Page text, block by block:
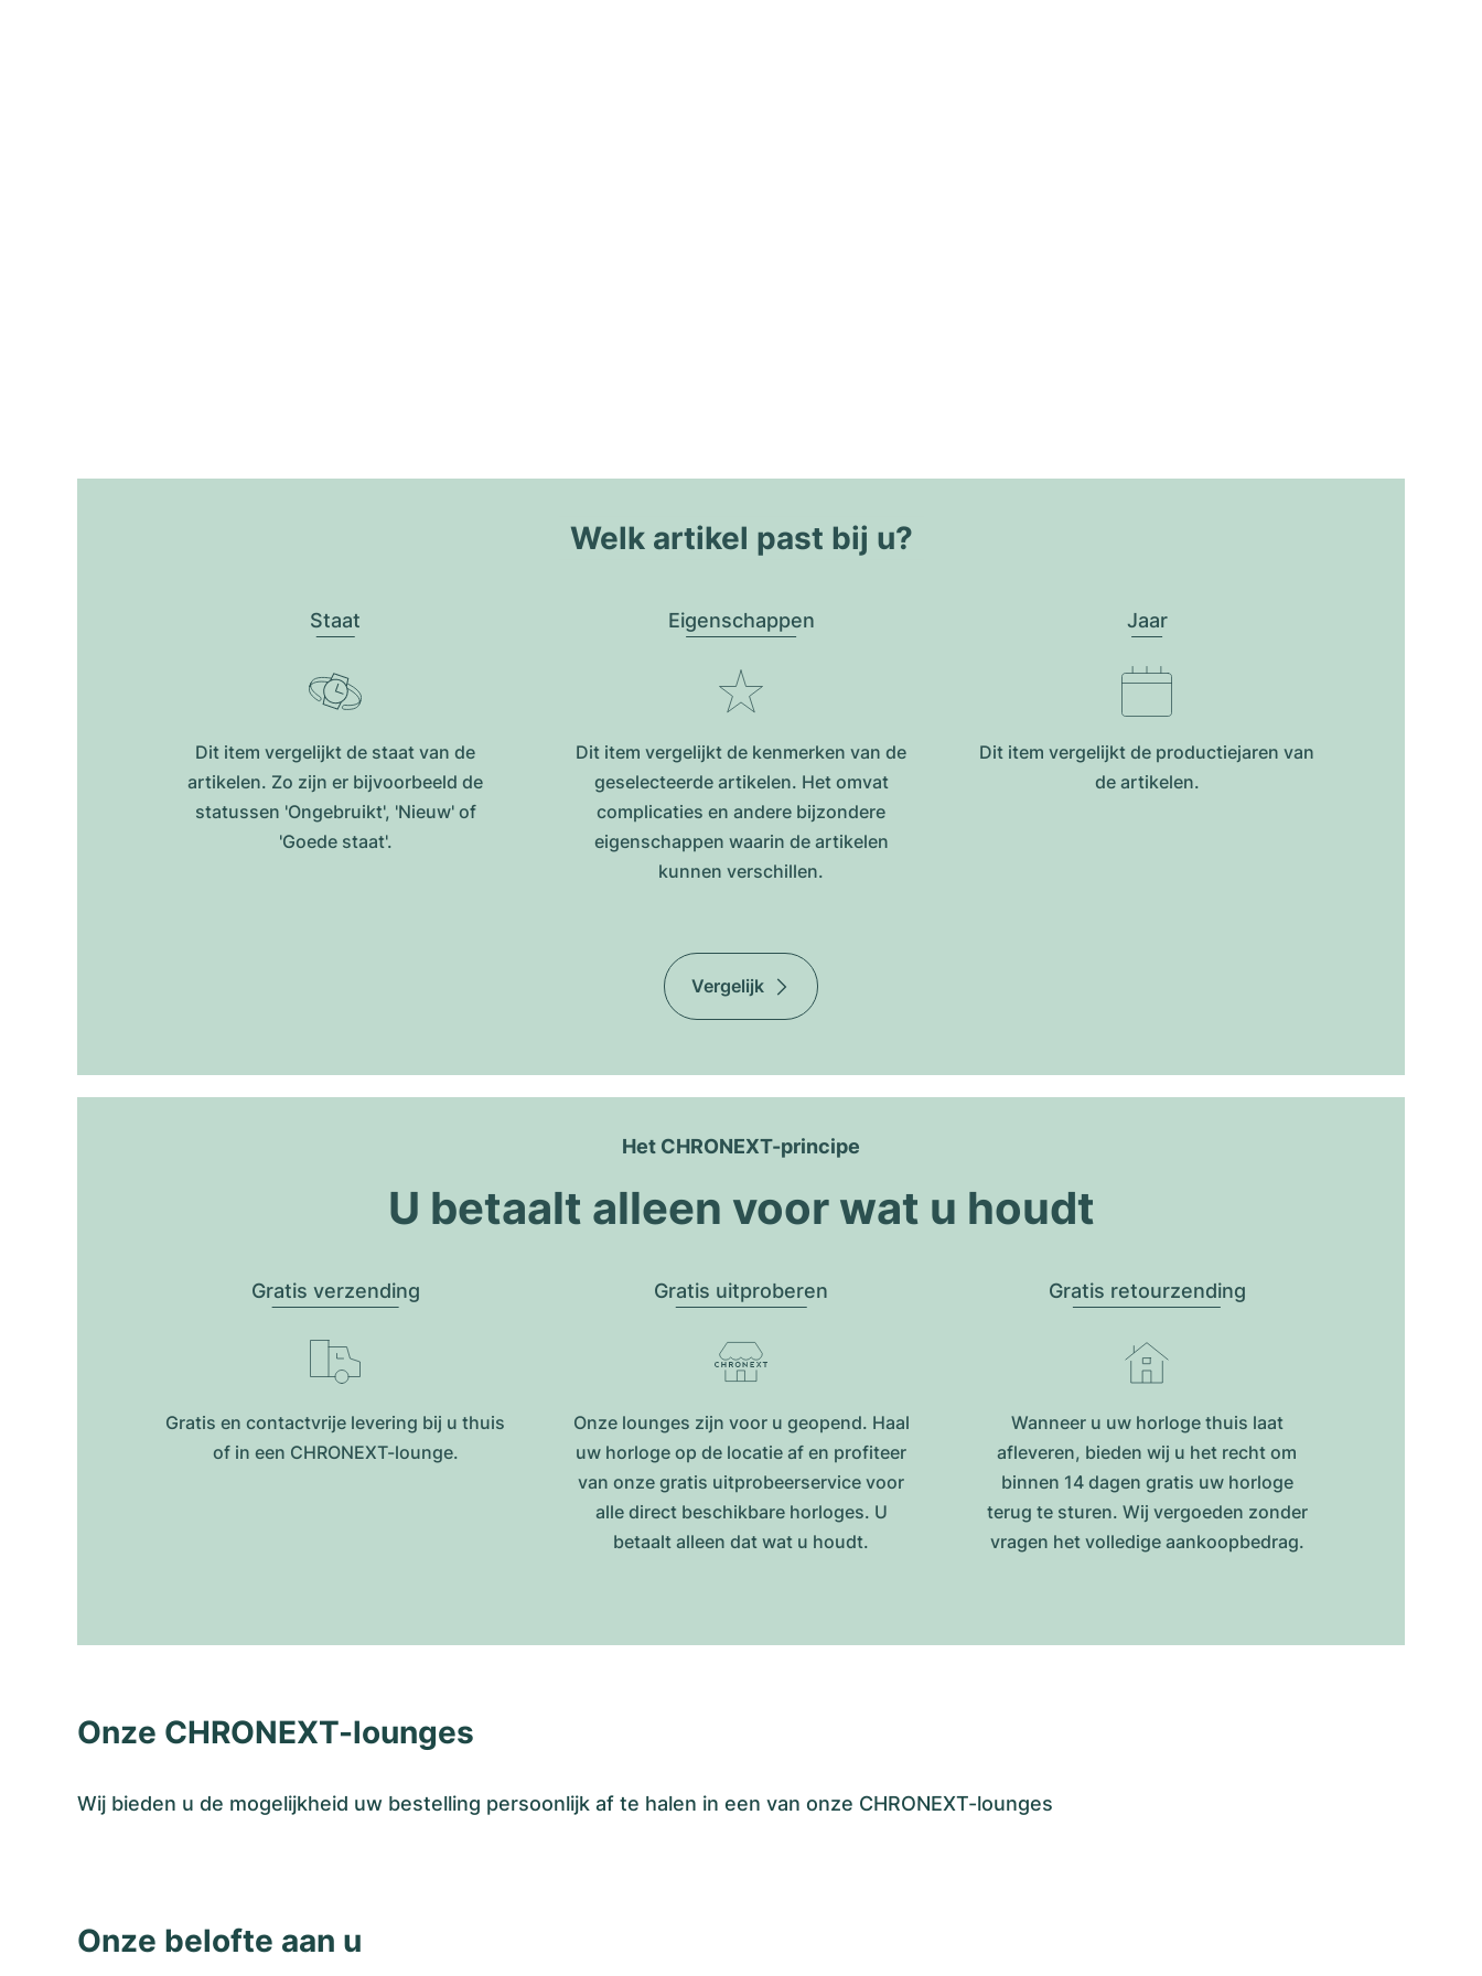
Welk artikel past bij u?
Staat
Dit item vergelijkt de staat van de
artikelen. Zo zijn er bijvoorbeeld de
statussen 'Ongebruikt', 'Nieuw' of
'Goede staat'.
Eigenschappen
Dit item vergelijkt de kenmerken van de
geselecteerde artikelen. Het omvat
complicaties en andere bijzondere
eigenschappen waarin de artikelen
kunnen verschillen.
Jaar
Dit item vergelijkt de productiejar​en van
de artikelen.
Vergelijk
Het CHRONEXT-principe
U betaalt alleen voor wat u houdt
Gratis verzending
Gratis en contactvrije levering bij u thuis
of in een CHRONEXT-lounge.
Gratis uitproberen
Onze lounges zijn voor u geopend. Haal
uw horloge op de locatie af en profiteer
van onze gratis uitprobeerservice voor
alle direct beschikbare horloges. U
betaalt alleen dat wat u houdt.
Gratis retourzending
Wanneer u uw horloge thuis laat
afleveren, bieden wij u het recht om
binnen 14 dagen gratis uw horloge
terug te sturen. Wij vergoeden zonder
vragen het volledige aankoopbedrag.
Onze CHRONEXT-lounges
Wij bieden u de mogelijkheid uw bestelling persoonlijk af te halen in een van onze CHRONEXT-lounges
Onze belofte aan u